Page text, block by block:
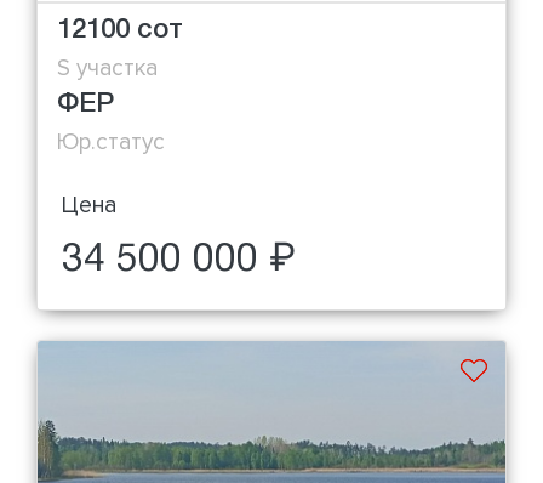
12100 сот
S участка
ФЕР
Юр.статус
Цена
34 500 000 ₽